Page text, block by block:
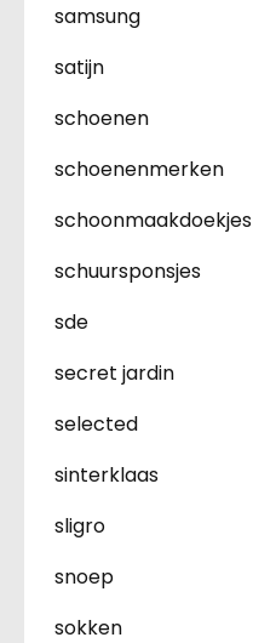
samsung
satijn
schoenen
schoenenmerken
schoonmaakdoekjes
schuursponsjes
sde
secret jardin
selected
sinterklaas
sligro
snoep
sokken